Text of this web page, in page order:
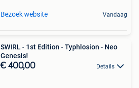
Bezoek website Vandaag
SWIRL - 1st Edition - Typhlosion - Neo
Genesis!
€ 400,00 Details